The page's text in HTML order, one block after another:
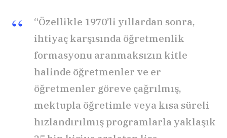
“Özellikle 1970’li yıllardan sonra,
ihtiyaç karşısında öğretmenlik
formasyonu aranmaksızın kitle
halinde öğretmenler ve er
öğretmenler göreve çağrılmış,
mektupla öğretimle veya kısa süreli
hızlandırılmış programlarla yaklaşık